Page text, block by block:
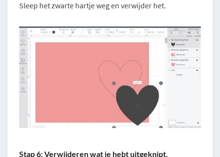
Sleep het zwarte hartje weg en verwijder het.
Stap 6: Verwijderen wat je hebt uitgeknipt.